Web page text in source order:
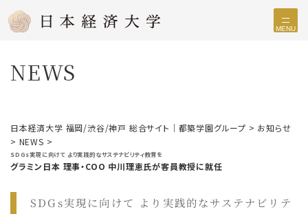
MENU
NEWS
日本経済大学 福岡/渋谷/神戸 総合サイト｜都築学園グループ > お知らせ
> NEWS >
SDGs実現に向けて より実践的なサステナビリティ教育を
グラミン日本 理事・COO 中川理恵氏が客員教授に就任
SDGs実現に向けて より実践的なサステナビリテ